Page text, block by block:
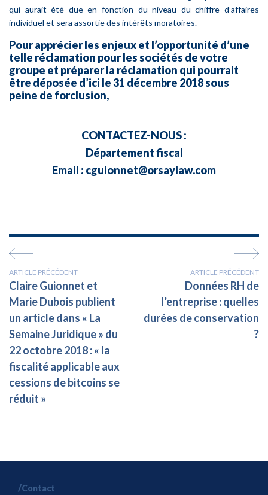
qui aurait été due en fonction du niveau du chiffre d’affaires
individuel et sera assortie des intérêts moratoires.
Pour apprécier les enjeux et l’opportunité d’une
telle réclamation pour les sociétés de votre
groupe et préparer la réclamation qui pourrait
être déposée d’ici le 31 décembre 2018 sous
peine de forclusion,
CONTACTEZ-NOUS :
Département fiscal
Email : cguionnet@orsaylaw.com
ARTICLE PRÉCÉDENT
Claire Guionnet et
Marie Dubois publient
un article dans « La
Semaine Juridique » du
22 octobre 2018 : « la
fiscalité applicable aux
cessions de bitcoins se
réduit »
ARTICLE PRÉCÉDENT
Données RH de
l’entreprise : quelles
durées de conservation
?
Contact